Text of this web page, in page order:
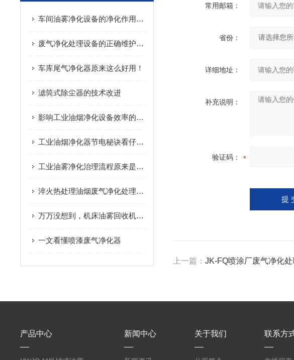
车间油雾净化设备的净化作用机理包括哪些方面？
废气净化处理设备的正确维护流程全解析
车库尾气净化器原来这么好用！
滤筒式除尘器的技术改进
影响工业油烟净化设备效率的因素有哪些呢
工业油烟净化器节电秘诀看仔细！
工业油雾净化治理流程原来是这样的
淬火热处理油烟废气净化处理方案
万万没想到，机床油雾回收机竟有这样的优势
一文看懂喷漆废气净化器
常用邮箱：
省份：
详细地址：
补充说明：
验证码：
上一篇： JK-FQ喷涂厂废气净化处
产品中心 新闻中心 关于我们 联系方